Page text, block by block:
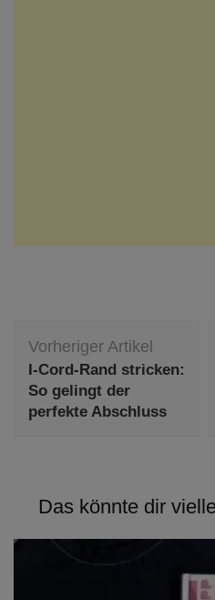
Vorheriger Artikel
I-Cord-Rand stricken:
So gelingt der
perfekte Abschluss
Das könnte dir